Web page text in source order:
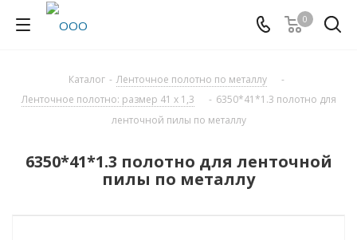
0
Каталог - Ленточное полотно по металлу
-
Ленточное полотно: размер 41 х 1,3
- 6350*41*1.3 полотно для
ленточной пилы по металлу
6350*41*1.3 полотно для ленточной
пилы по металлу